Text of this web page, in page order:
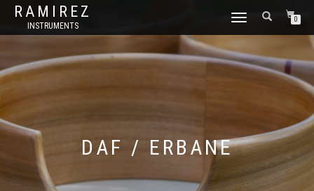
RAMIREZ
INSTRUMENTS
CAMBIAR
0
DAF / ERBANE